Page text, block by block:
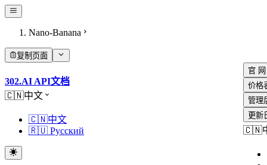
Nano-Banana
复制页面
302.AI API文档
🇨🇳中文
🇨🇳中文
🇷🇺 Русский
官 网
价格
管理
更新
🇨🇳